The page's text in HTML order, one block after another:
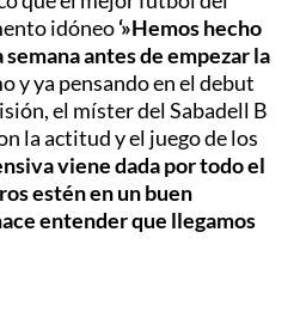
idóneo‘»Hemos hecho
antes de empezar la
y ya pensando en el debut
el míster del Sabadell B
la actitud y el juego de los
viene dada por todo el
estén en un buen
entender que llegamos